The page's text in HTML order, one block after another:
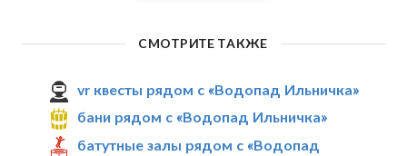
СМОТРИТЕ ТАКЖЕ
vr квесты рядом с «Водопад Ильничка»
бани рядом с «Водопад Ильничка»
батутные залы рядом с «Водопад